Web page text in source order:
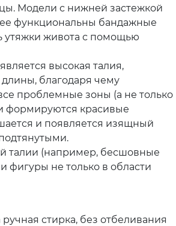
Модели с нижней застежкой
функциональны бандажные
утяжки живота с помощью
высокая талия,
длины, благодаря чему
проблемные зоны (а не только
формируются красивые
и появляется изящный
талии (например, бесшовные
фигуры не только в области
стирка, без отбеливания